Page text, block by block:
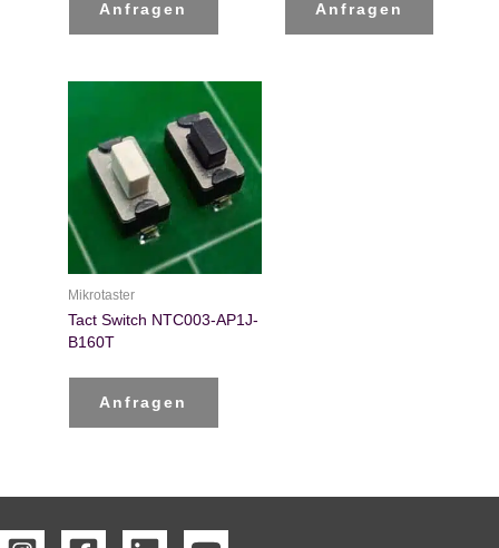
Anfragen Anfragen
Mikrotaster
Tact Switch NTC003-AP1J-
B160T
Anfragen